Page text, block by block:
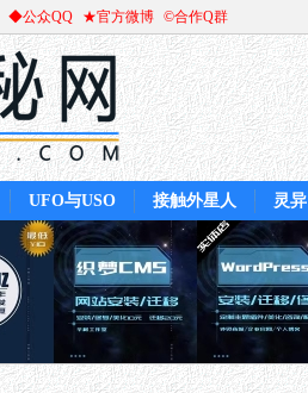
◆公众QQ ★官方微博 ©合作Q群
UFO与USO 接触外星人 灵异